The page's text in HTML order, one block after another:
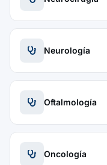
Neurología
Oftalmología
Oncología